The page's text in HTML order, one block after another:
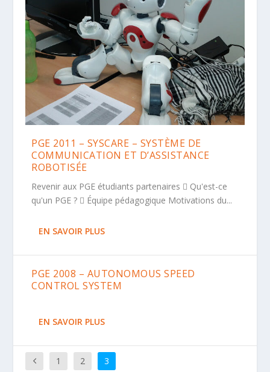
PGE 2011 – SYSCARE – SYSTÈME DE
COMMUNICATION ET D’ASSISTANCE
ROBOTISÉE
Revenir aux PGE étudiants partenaires  Qu'est-ce
qu'un PGE ?  Équipe pédagogique Motivations du...
EN SAVOIR PLUS
PGE 2008 – AUTONOMOUS SPEED
CONTROL SYSTEM
EN SAVOIR PLUS
1 2 3